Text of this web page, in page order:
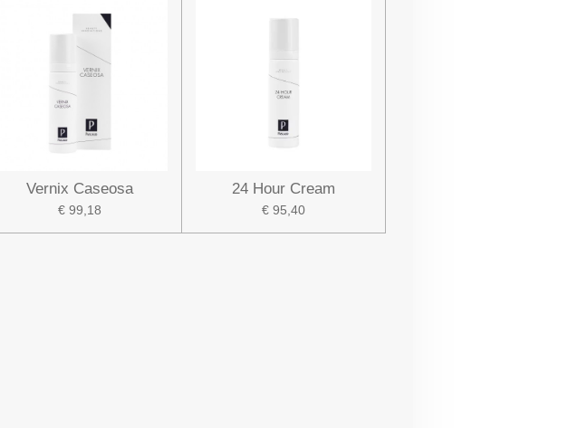
Vernix Caseosa
€ 99,18
24 Hour Cream
€ 95,40